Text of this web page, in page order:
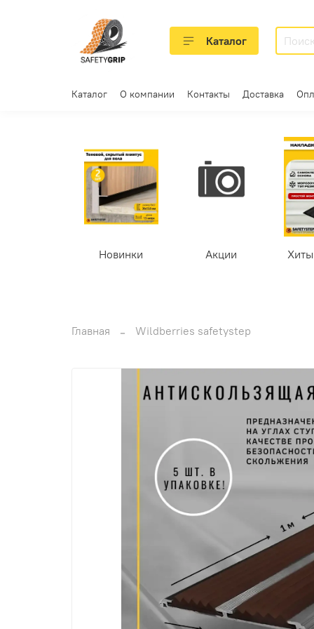
Каталог
Каталог О компании Контакты Доставка
Новинки Акции
Главная Wildberries safetystep